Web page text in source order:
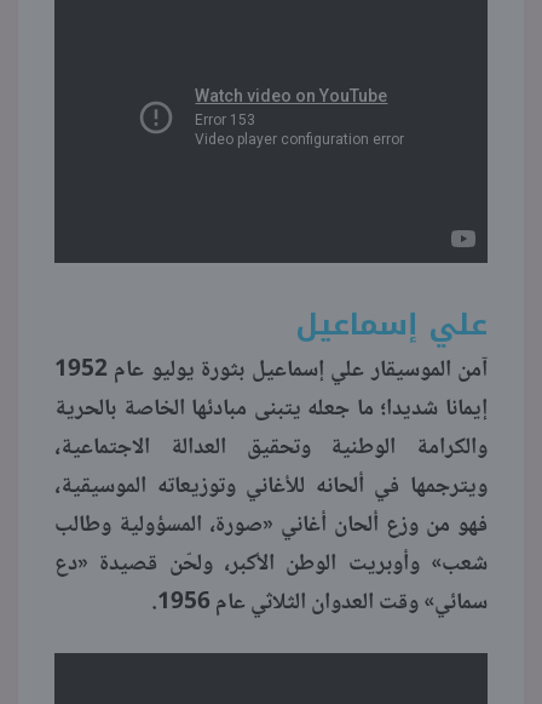
علي إسماعيل
آمن الموسيقار علي إسماعيل بثورة يوليو عام 1952
إيمانا شديدا؛ ما جعله يتبنى مبادئها الخاصة بالحرية
والكرامة الوطنية وتحقيق العدالة الاجتماعية،
ويترجمها في ألحانه للأغاني وتوزيعاته الموسيقية،
فهو من وزع ألحان أغاني «صورة، المسؤولية وطالب
شعب» وأوبريت الوطن الأكبر، ولحّن قصيدة «دع
سمائي» وقت العدوان الثلاثي عام 1956.